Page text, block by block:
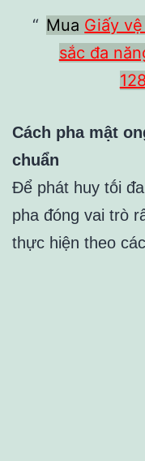
Mua Giấy
sắc đa
Cách pha mật
chuẩn
Để phát huy tṓi
pha ᵭóng vai trò
thực hiện theo